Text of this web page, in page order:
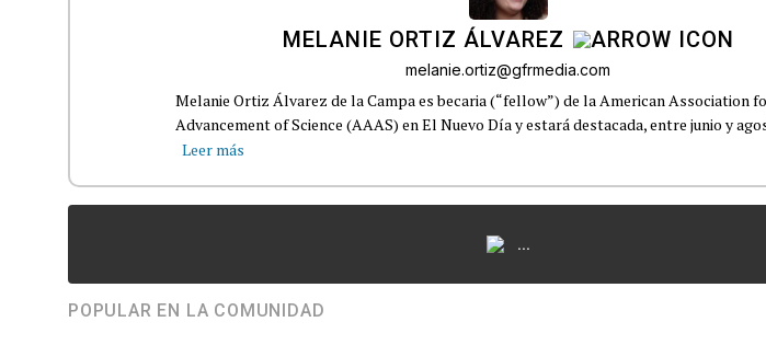
MELANIE ORTIZ ÁLVAREZ
melanie.ortiz@gfrmedia.com
Melanie Ortiz Álvarez de la Campa es becaria (“fellow”) de la American Association
Advancement of Science (AAAS) en El Nuevo Día y estará destacada, entre junio y
Leer más
...
POPULAR EN LA COMUNIDAD